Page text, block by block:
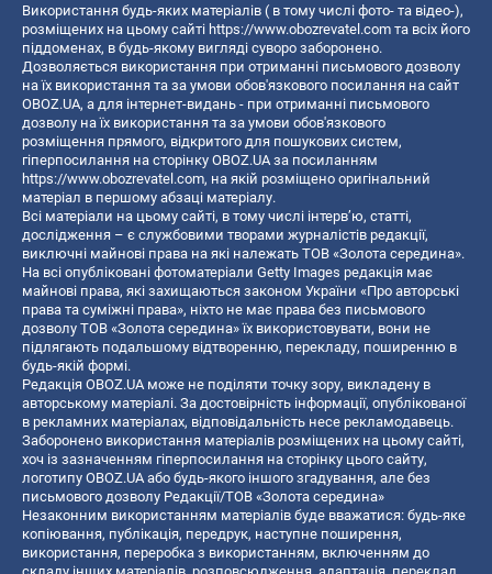
Використання будь-яких матеріалів ( в тому числі фото- та відео-),
розміщених на цьому сайті https://www.obozrevatel.com та всіх його
піддоменах, в будь-якому вигляді суворо заборонено.
Дозволяється використання при отриманні письмового дозволу
на їх використання та за умови обов'язкового посилання на сайт
OBOZ.UA, а для інтернет-видань - при отриманні письмового
дозволу на їх використання та за умови обов'язкового
розміщення прямого, відкритого для пошукових систем,
гіперпосилання на сторінку OBOZ.UA за посиланням
https://www.obozrevatel.com, на якій розміщено оригінальний
матеріал в першому абзаці матеріалу.
Всі матеріали на цьому сайті, в тому числі інтерв’ю, статті,
дослідження – є службовими творами журналістів редакції,
виключні майнові права на які належать ТОВ «Золота середина».
На всі опубліковані фотоматеріали Getty Images редакція має
майнові права, які захищаються законом України «Про авторські
права та суміжні права», ніхто не має права без письмового
дозволу ТОВ «Золота середина» їх використовувати, вони не
підлягають подальшому відтворенню, перекладу, поширенню в
будь-якій формі.
Редакція OBOZ.UA може не поділяти точку зору, викладену в
авторському матеріалі. За достовірність інформації, опублікованої
в рекламних матеріалах, відповідальність несе рекламодавець.
Заборонено використання матеріалів розміщених на цьому сайті,
хоч із зазначенням гіперпосилання на сторінку цього сайту,
логотипу OBOZ.UA або будь-якого іншого згадування, але без
письмового дозволу Редакції/ТОВ «Золота середина»
Незаконним використанням матеріалів буде вважатися: будь-яке
копiювання, публiкацiя, передрук, наступне поширення,
використання, переробка з використанням, включенням до